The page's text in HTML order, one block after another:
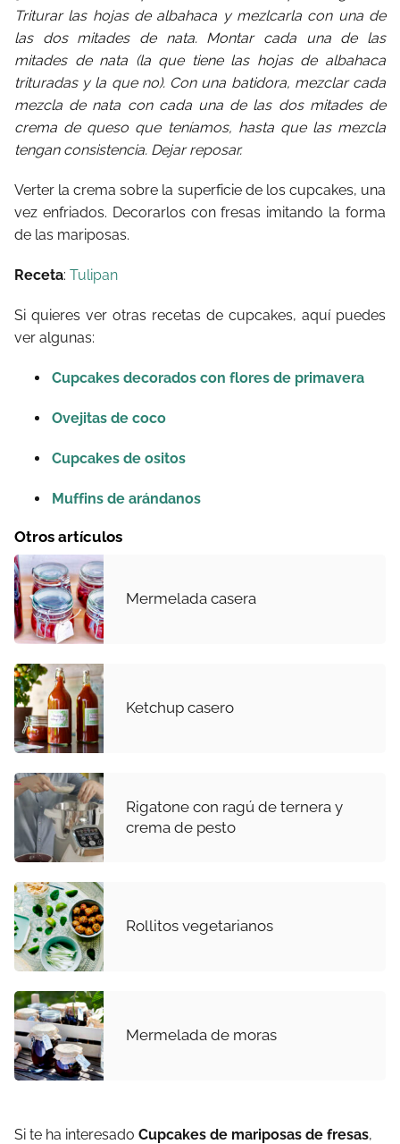
Triturar las hojas de albahaca y mezlcarla con una de
las dos mitades de nata. Montar cada una de las
mitades de nata (la que tiene las hojas de albahaca
trituradas y la que no). Con una batidora, mezclar cada
mezcla de nata con cada una de las dos mitades de
crema de queso que teníamos, hasta que las mezcla
tengan consistencia. Dejar reposar.
Verter la crema sobre la superficie de los cupcakes, una
vez enfriados. Decorarlos con fresas imitando la forma
de las mariposas.
Receta: Tulipan
Si quieres ver otras recetas de cupcakes, aquí puedes
ver algunas:
Cupcakes decorados con flores de primavera
Ovejitas de coco
Cupcakes de ositos
Muffins de arándanos
Otros artículos
Mermelada casera
Ketchup casero
Rigatone con ragú de ternera y
crema de pesto
Rollitos vegetarianos
Mermelada de moras
Si te ha interesado Cupcakes de mariposas de fresas,